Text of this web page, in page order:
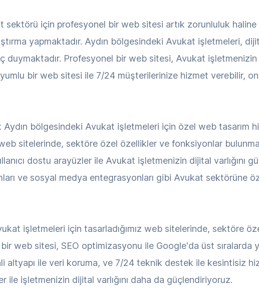
sektörü için profesyonel bir web sitesi artık zorunluluk
yapmaktadır. Aydın bölgesindeki Avukat işletmeleri,
duymaktadır. Profesyonel bir web sitesi, Avukat işletmenizin
bir web sitesi ile 7/24 müşterilerinize hizmet verebilir,
bölgesindeki Avukat işletmeleri için özel web tasarım
sitelerinde, sektöre özel özellikler ve fonksiyonlar
dostu arayüzler ile Avukat işletmenizin dijital varlığını
ve sosyal medya entegrasyonları gibi Avukat sektörüne
işletmeleri için tasarladığımız web sitelerinde, sektöre
web sitesi, SEO optimizasyonu ile Google'da üst sıralarda
altyapı ile veri koruma, ve 7/24 teknik destek ile kesintisiz
ile işletmenizin dijital varlığını daha da güçlendiriyoruz.